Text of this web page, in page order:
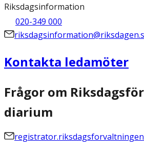
Riksdagsinformation
020-349 000
Kontakta ledamöter
Frågor om
diarium